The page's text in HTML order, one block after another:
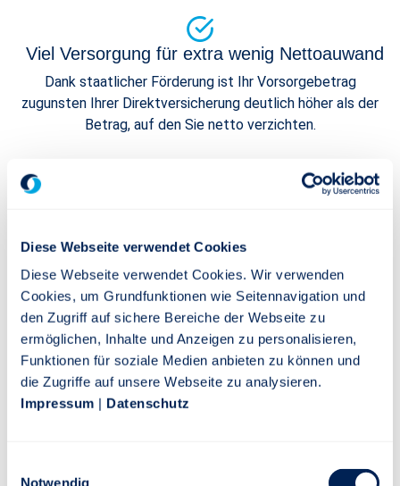
Diese Webseite verwendet Cookies
Diese Webseite verwendet Cookies. Wir verwenden
Cookies, um Grundfunktionen wie Seitennavigation und
den Zugriff auf sichere Bereiche der Webseite zu
ermöglichen, Inhalte und Anzeigen zu personalisieren,
Funktionen für soziale Medien anbieten zu können und
die Zugriffe auf unsere Webseite zu analysieren.
Impressum | Datenschutz
Notwendig
Viel Versorgung für extra wenig Nettoauwand
Dank staatlicher Förderung ist Ihr Vorsorgebetrag
zugunsten Ihrer Direktversicherung deutlich höher als der
Betrag, auf den Sie netto verzichten.
Wählen Sie zwischen lebenslanger Altersrente, einmaliger
vollständiger Kapitalauszahlung oder einmaliger teilweiser
Kapitalauszahlung (1 bis 30 %) mit Restverrentung.
Schutz bei Arbeitslosigkeit
Betrieblich finanzierte Teile Ihrer DirektRente sind
Grundsicherungsgeld-sicher.